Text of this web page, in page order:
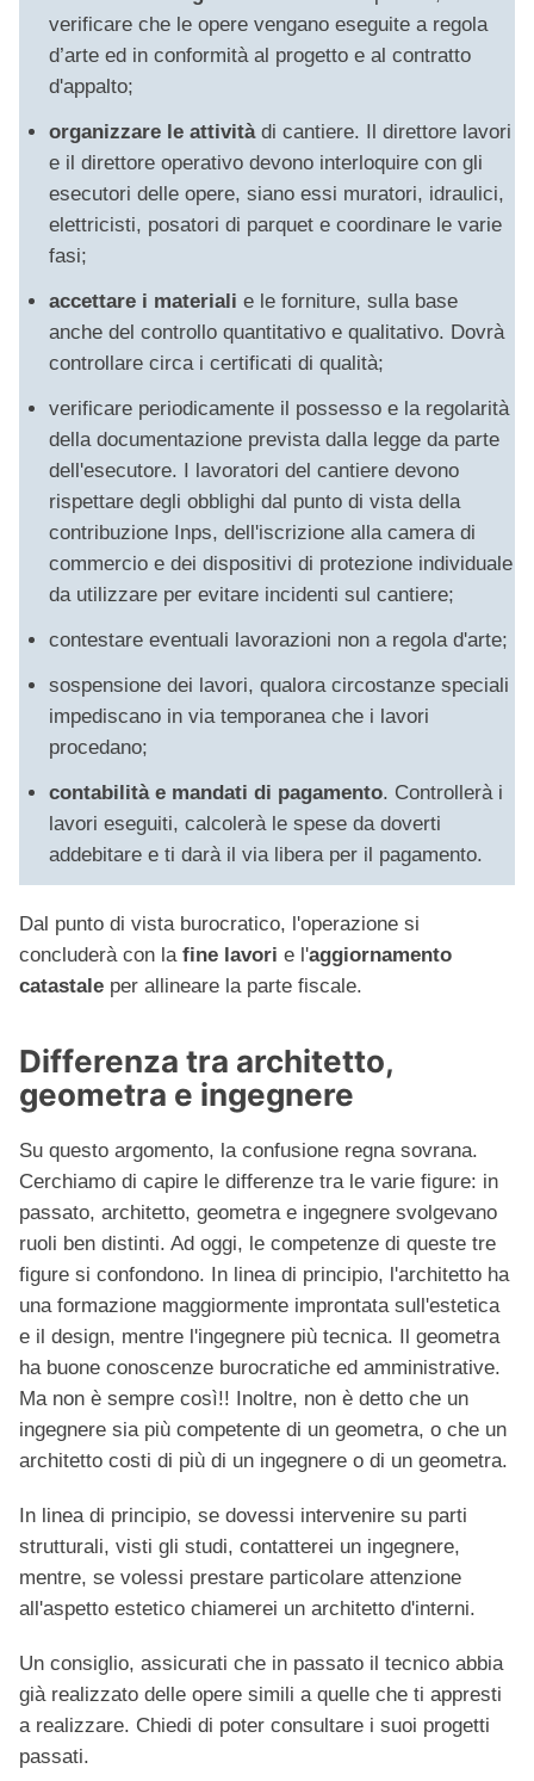
verificare che le opere vengano eseguite a regola
d’arte ed in conformità al progetto e al contratto
d'appalto;
organizzare le attivitàdi cantiere. Il direttore lavori
e il direttore operativo devono interloquire con gli
esecutori delle opere, siano essi muratori, idraulici,
elettricisti, posatori di parquet e coordinare le varie
fasi;
accettare i materiali e le forniture, sulla base
anche del controllo quantitativo e qualitativo. Dovrà
controllare circa i certificati di qualità;
verificare periodicamente il possesso e la regolarità
della documentazione prevista dalla legge da parte
dell'esecutore. I lavoratori del cantiere devono
rispettare degli obblighi dal punto di vista della
contribuzione Inps, dell'iscrizione alla camera di
commercio e dei dispositivi di protezione individuale
da utilizzare per evitare incidenti sul cantiere;
contestare eventuali lavorazioni non a regola d'arte;
sospensione dei lavori, qualora circostanze speciali
impediscano in via temporanea che i lavori
procedano;
contabilità e mandati di pagamento. Controllerà i
lavori eseguiti, calcolerà le spese da doverti
addebitare e ti darà il via libera per il pagamento.
Dal punto di vista burocratico, l'operazione si
concluderà con la fine lavori e l'aggiornamento
catastale per allineare la parte fiscale.
Differenza tra architetto,
geometra e ingegnere
Su questo argomento, la confusione regna sovrana.
Cerchiamo di capire le differenze tra le varie figure: in
passato, architetto, geometra e ingegnere svolgevano
ruoli ben distinti. Ad oggi, le competenze di queste tre
figure si confondono. In linea di principio, l'architetto ha
una formazione maggiormente improntata sull'estetica
e il design, mentre l'ingegnere più tecnica. Il geometra
ha buone conoscenze burocratiche ed amministrative.
Ma non è sempre così!! Inoltre, non è detto che un
ingegnere sia più competente di un geometra, o che un
architetto costi di più di un ingegnere o di un geometra.
In linea di principio, se dovessi intervenire su parti
strutturali, visti gli studi, contatterei un ingegnere,
mentre, se volessi prestare particolare attenzione
all'aspetto estetico chiamerei un architetto d'interni.
Un consiglio, assicurati che in passato il tecnico abbia
già realizzato delle opere simili a quelle che ti appresti
a realizzare. Chiedi di poter consultare i suoi progetti
passati.